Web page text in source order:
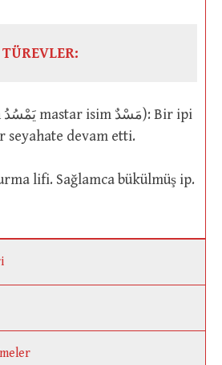
seyahate devam etti.